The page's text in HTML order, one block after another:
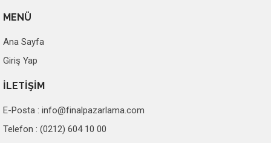
MENÜ
Ana Sayfa
Giriş Yap
İLETİŞİM
E-Posta : info@finalpazarlama.com
Telefon : (0212) 604 10 00